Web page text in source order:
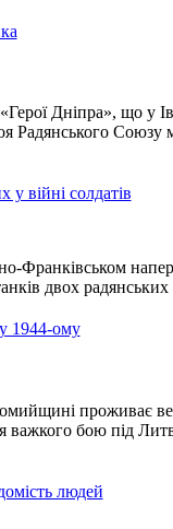
Дніпра», що у
Радянського Союзу
війні солдатів
Франківськом
двох
1944-ому
проживає
бою під
людей